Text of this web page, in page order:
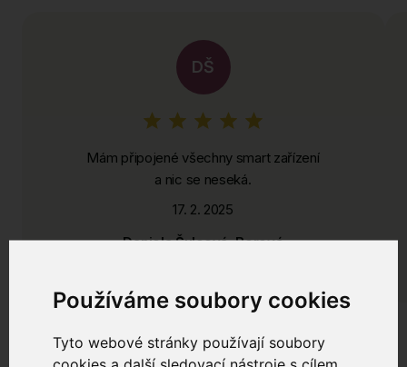
Používáme soubory cookies
Tyto webové stránky používají soubory
cookies a další sledovací nástroje s cílem
DŠ
Mám připojené všechny smart zařízení
a nic se neseká.
17. 2. 2025
Daniela Šulcová, Borová